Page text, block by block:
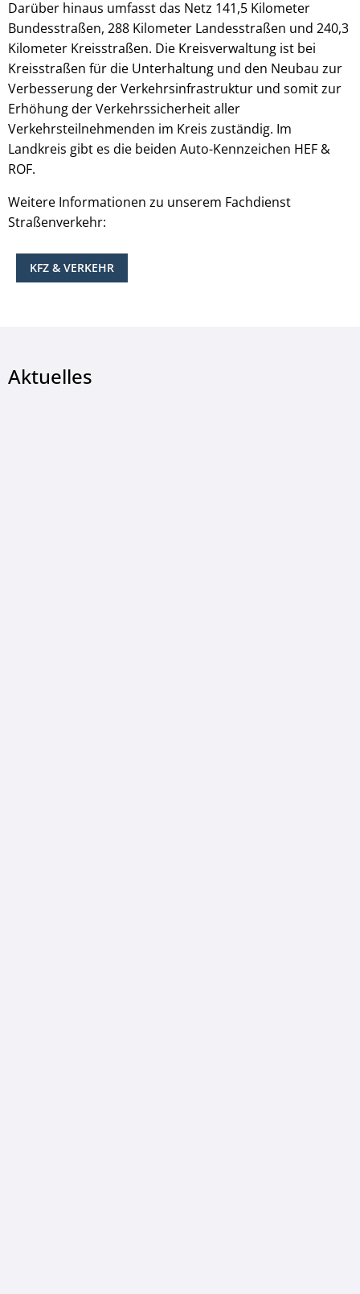
Darüber hinaus umfasst das Netz 141,5 Kilometer
Bundesstraßen, 288 Kilometer Landesstraßen und 240,3
Kilometer Kreisstraßen. Die Kreisverwaltung ist bei
Kreisstraßen für die Unterhaltung und den Neubau zur
Verbesserung der Verkehrsinfrastruktur und somit zur
Erhöhung der Verkehrssicherheit aller
Verkehrsteilnehmenden im Kreis zuständig. Im
Landkreis gibt es die beiden Auto-Kennzeichen HEF &
ROF.
Weitere Informationen zu unserem Fachdienst
Straßenverkehr:
KFZ & VERKEHR
Aktuelles